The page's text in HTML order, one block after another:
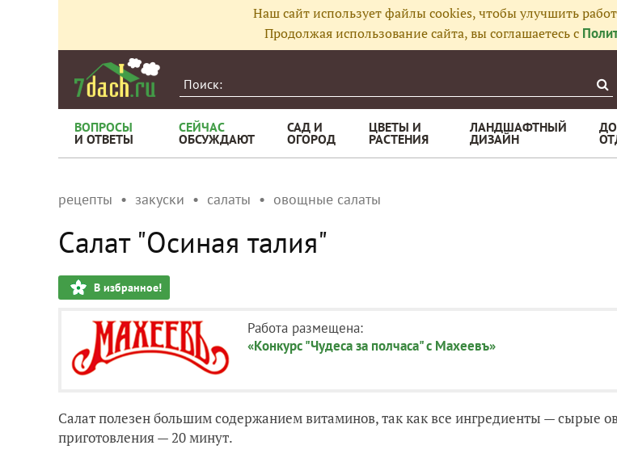
Наш сайт использует файлы cookies, чтобы улучшить
Продолжая использование сайта, вы соглашаетесь с
ВОПРОСЫ
И ОТВЕТЫ
СЕЙЧАС
ОБСУЖДАЮТ
САД И
ОГОРОД
ЦВЕТЫ И
РАСТЕНИЯ
ЛАНДШАФТНЫЙ
ДИЗАЙН
рецепты закуски салаты овощные салаты
Салат "Осиная талия"
В избранное!
Работа размещена:
«Конкурс "Чудеса за полчаса" с Махеевъ»
Салат полезен большим содержанием витаминов, так как все ингредиенты — сырые
приготовления — 20 минут.